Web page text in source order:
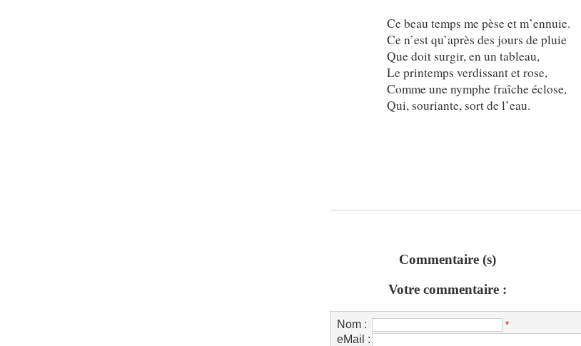
Ce beau temps me pèse et m’ennuie.
Ce n’est qu’après des jours de pluie
Que doit surgir, en un tableau,
Le printemps verdissant et rose,
Comme une nymphe fraîche éclose,
Qui, souriante, sort de l’eau.
Commentaire (s)
Votre commentaire :
Nom : *
eMail :